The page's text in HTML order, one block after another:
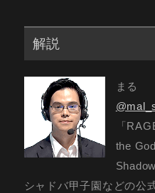
解説
まる
「
the
シャドバ甲子園などの公